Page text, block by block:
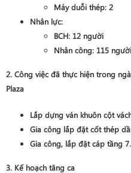
Máy duỗi thép: 2
Nhân lực:
BCH: 12 người
Nhân công: 115 người
2. Công việc đã thực hiện trong
Plaza
Lắp dựng ván khuôn cột
Gia công lắp đặt cốt thép
Gia công, lắp đặt cáp tầng 7.
3. Kế hoạch tăng ca